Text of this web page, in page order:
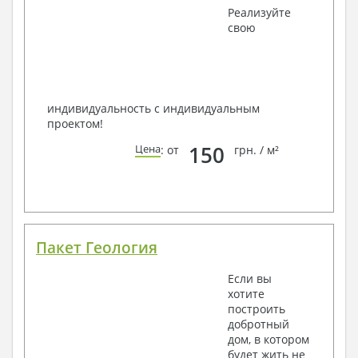
Реализуйте
свою
индивидуальность с индивидуальным
проектом!
Цена: от 150 грн. / м²
Пакет Геология
Если вы
хотите
построить
добротный
дом, в котором
будет жить не